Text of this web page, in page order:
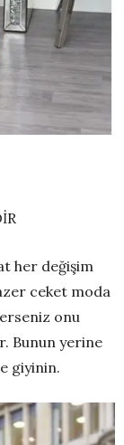
her değişim
ceket moda
onu
Bunun yerine
giyinin.